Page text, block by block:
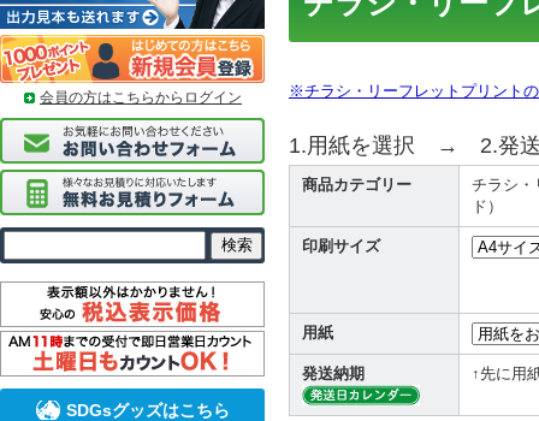
※チラシ・リーフレットプリント
1.用紙を選択 → 2.発
商品カテゴリー
チラシ・
ド）
印刷サイズ
用紙
発送納期 ↑先に用
会員の方はこちらからログイン
SDGsグッズはこちら